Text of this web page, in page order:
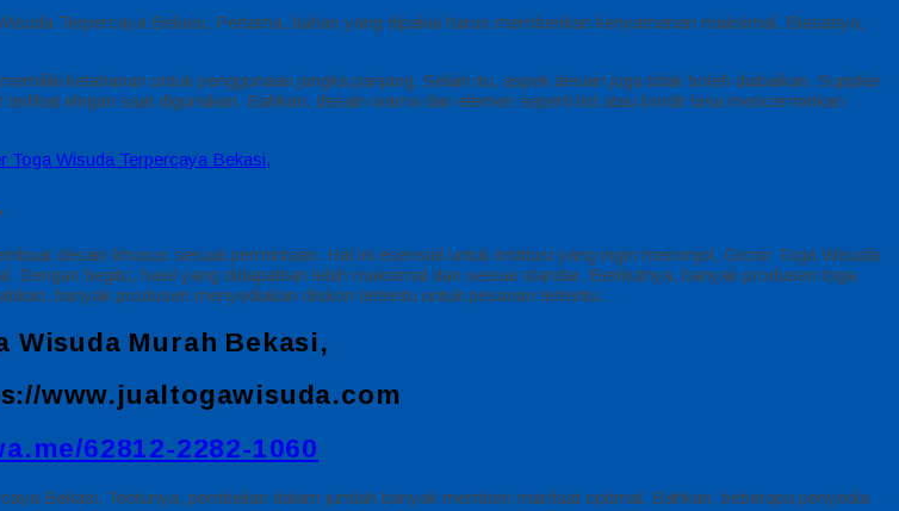
Terpercaya Bekasi, Pertama, bahan yang dipakai harus memberikan kenyamanan maksimal. Biasanya,
ketahanan untuk penggunaan jangka panjang. Selain itu, aspek desain juga tidak boleh diabaikan. Supplier
elegan saat digunakan. Bahkan, desain warna dan elemen seperti list atau bordir bisa mencerminkan
desain khusus sesuai permintaan. Hal ini esensial untuk institusi yang ingin menonjol. Grosir Toga Wisuda
begitu, hasil yang didapatkan lebih maksimal dan sesuai standar. Berikutnya, banyak produsen toga
banyak produsen menyediakan diskon tertentu untuk pesanan tertentu.
Wisuda Murah Bekasi,
www.jualtogawisuda.com
62812-2282-1060
Bekasi, Tentunya, pembelian dalam jumlah banyak memberi manfaat optimal. Bahkan, beberapa penyedia